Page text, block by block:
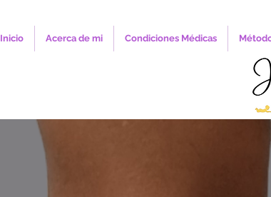
Inicio Acerca de mi Condiciones Médicas